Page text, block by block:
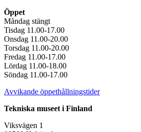
Öppet
Måndag stängt
Tisdag 11.00-17.00
Onsdag 11.00-20.00
Torsdag 11.00-20.00
Fredag 11.00-17.00
Lördag 11.00-18.00
Söndag 11.00-17.00
Avvikande öppethållningstider
Tekniska museet i Finland
Viksvägen 1